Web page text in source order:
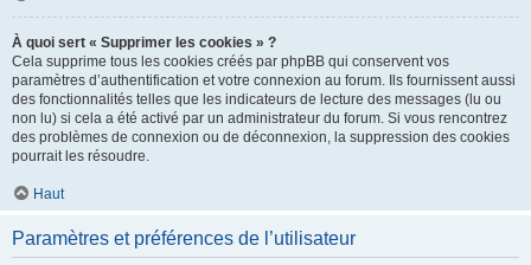
À quoi sert « Supprimer les cookies » ?
Cela supprime tous les cookies créés par phpBB qui conservent vos
paramètres d’authentification et votre connexion au forum. Ils fournissent aussi
des fonctionnalités telles que les indicateurs de lecture des messages (lu ou
non lu) si cela a été activé par un administrateur du forum. Si vous rencontrez
des problèmes de connexion ou de déconnexion, la suppression des cookies
pourrait les résoudre.
Haut
Paramètres et préférences de l’utilisateur